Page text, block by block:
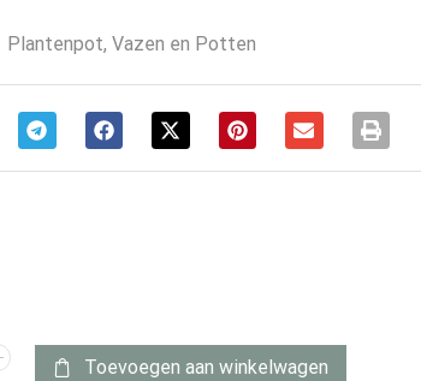
Plantenpot, Vazen en Potten
Toevoegen aan winkelwagen